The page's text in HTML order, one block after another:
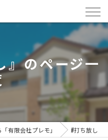
』のページ一
有限会社プレモ」 #打ち放し